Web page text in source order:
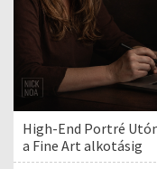
High-End Portré
a Fine Art alkotásig